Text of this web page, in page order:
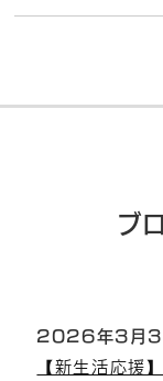
ブ
2026年3月
【新生活応援